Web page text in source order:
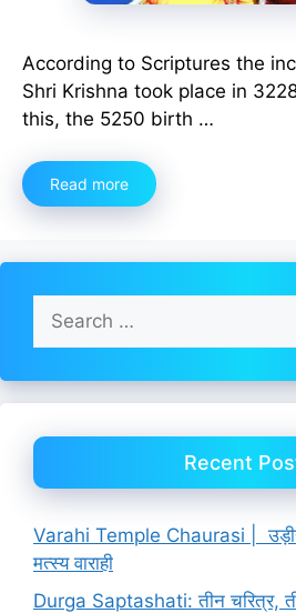
According to Scriptures the
Shri Krishna took place in
this, the 5250 birth …
Read more
Search
for:
Recent
Varahi Temple Chaurasi |
मत्स्य वाराही
Durga Saptashati: तीन चरित्र,